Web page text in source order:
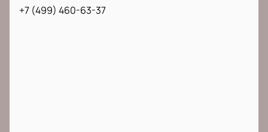
+7 (499) 460-63-37